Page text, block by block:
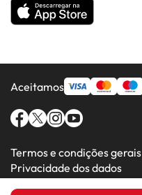
Aceitamos
Termos e condições gerais
Privacidade dos dados